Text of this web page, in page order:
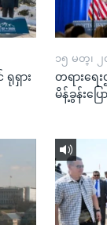
ရှား
၁၅ မတ္၊ ၂
တရားရေး
မိန့်ခွန်းပြော